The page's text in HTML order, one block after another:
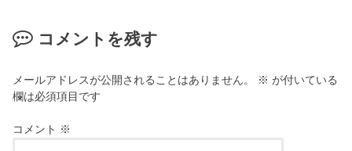
コメントを残す
メールアドレスが公開されることはありません。 ※ が付いている
欄は必須項目です
コメント ※